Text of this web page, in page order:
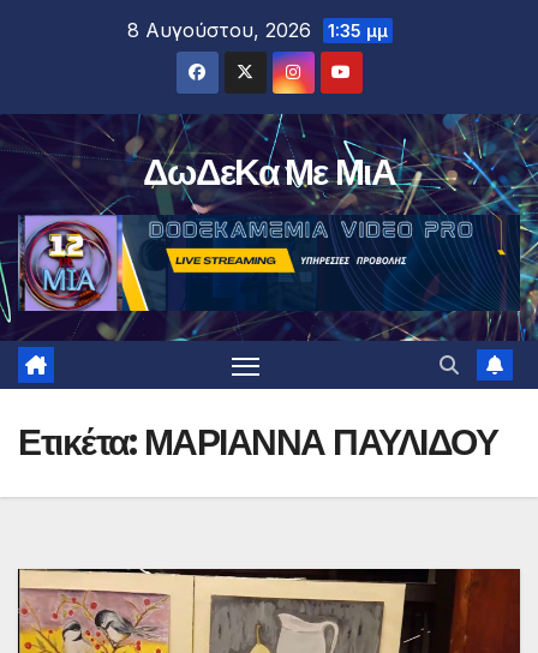
8 Αυγούστου, 2026 1:35 μμ
ΔωΔεΚα Με ΜιΑ
Ετικέτα: ΜΑΡΙΑΝΝΑ ΠΑΥΛΙΔΟΥ